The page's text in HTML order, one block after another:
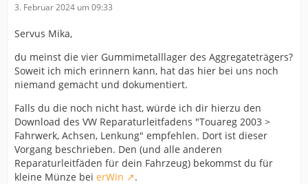
3. Februar 2024 um 09:33
Servus Mika,
du meinst die vier Gummimetalllager des Aggregateträgers?
Soweit ich mich erinnern kann, hat das hier bei uns noch
niemand gemacht und dokumentiert.
Falls du die noch nicht hast, würde ich dir hierzu den
Download des VW Reparaturleitfadens "Touareg 2003 >
Fahrwerk, Achsen, Lenkung" empfehlen. Dort ist dieser
Vorgang beschrieben. Den (und alle anderen
Reparaturleitfäden für dein Fahrzeug) bekommst du für
kleine Münze bei erWin
.